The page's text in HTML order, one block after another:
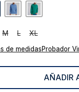
M L XL
de medidasProbador
AÑADIR